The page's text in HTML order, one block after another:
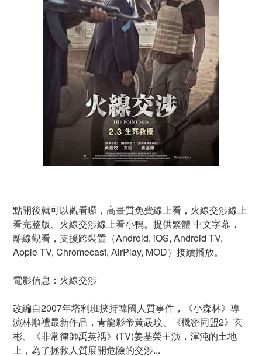
點開後就可以觀看囉，高畫質免費線上看，火線交涉線上
看完整版、火線交涉線上看小鴨。提供繁體 中文字幕，
離線觀看，支援跨裝置（Android, iOS, Android TV,
Apple TV, Chromecast, AirPlay, MOD）接續播放。
電影信息：火線交涉
改編自2007年塔利班挾持韓國人質事件，《小森林》導
演林順禮最新作品，青龍影帝黃晸玟、《機密同盟2》玄
彬、《非常律師禹英禑》(TV)姜基榮主演，渾沌的土地
上，為了拯救人質展開危險的交涉...